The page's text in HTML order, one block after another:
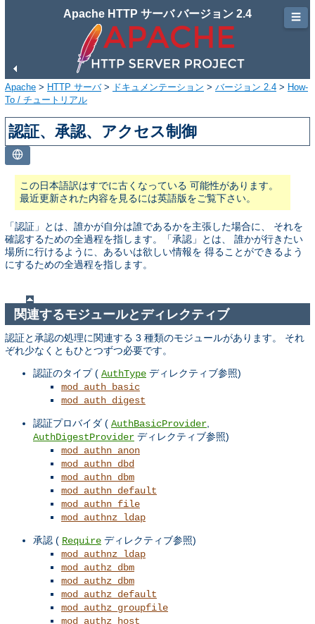
Apache HTTP サーバ バージョン 2.4
Apache > HTTP サーバ> ドキュメンテーション > バージョン 2.4 > How-
To / チュートリアル
認証、承認、アクセス制御
この日本語訳はすでに古くなっている 可能性があります。
最近更新された内容を見るには英語版をご覧下さい。
「認証」とは、誰かが自分は誰であるかを主張した場合に、 それを
確認するための全過程を指します。「承認」とは、 誰かが行きたい
場所に行けるように、あるいは欲しい情報を 得ることができるよう
にするための全過程を指します。
関連するモジュールとディレクティブ
認証と承認の処理に関連する 3 種類のモジュールがあります。 それ
ぞれ少なくともひとつずつ必要です。
認証のタイプ ( AuthType ディレクティブ参照)
mod_auth_basic
mod_auth_digest
認証プロバイダ ( AuthBasicProvider
AuthDigestProvider ディレクティブ参照)
mod_authn_anon
mod_authn_dbd
mod_authn_dbm
mod_authn_default
mod_authn_file
mod_authnz_ldap
承認 ( Require ディレクティブ参照)
mod_authnz_ldap
mod_authz_dbm
mod_authz_dbm
mod_authz_default
mod_authz_groupfile
mod_authz_host
☰